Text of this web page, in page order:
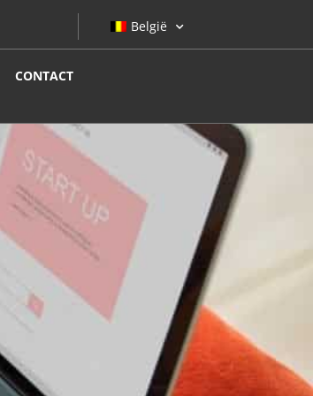
België
CONTACT